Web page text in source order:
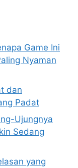
Game Ini
Nyaman
dan
Padat
Ujungnya
Sedang
yang